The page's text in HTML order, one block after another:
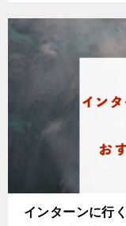
インターンに行